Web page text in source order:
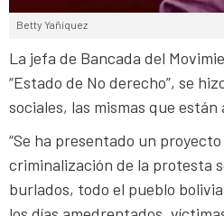
Betty Yañíquez
La jefa de Bancada del
“Estado de No derecho”, se
sociales, las mismas que
“Se ha presentado un
criminalización de la protesta
burlados, todo el pueblo